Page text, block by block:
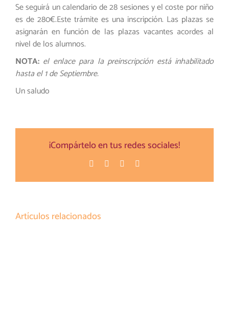
Se seguirá un calendario de 28 sesiones y el coste por niño
es de 280€.Este trámite es una inscripción. Las plazas se
asignarán en función de las plazas vacantes acordes al
nivel de los alumnos.
NOTA: el enlace para la preinscripción está inhabilitado
hasta el 1 de Septiembre.
Un saludo
¡Compártelo en tus redes sociales!
Facebook
TwitterPinterest
Artículos relacionados